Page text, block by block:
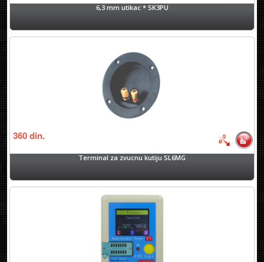
6,3 mm utikac * SK3PU
360din.
Terminal za zvucnu kutiju SL6MG